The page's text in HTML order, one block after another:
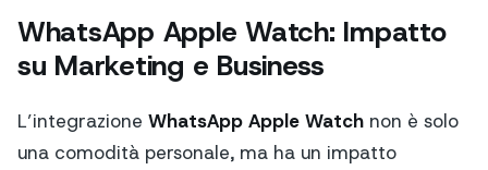
WhatsApp Apple Watch: Impatto
su Marketing e Business
L’integrazione WhatsApp Apple Watch non è solo
una comodità personale, ma ha un impatto